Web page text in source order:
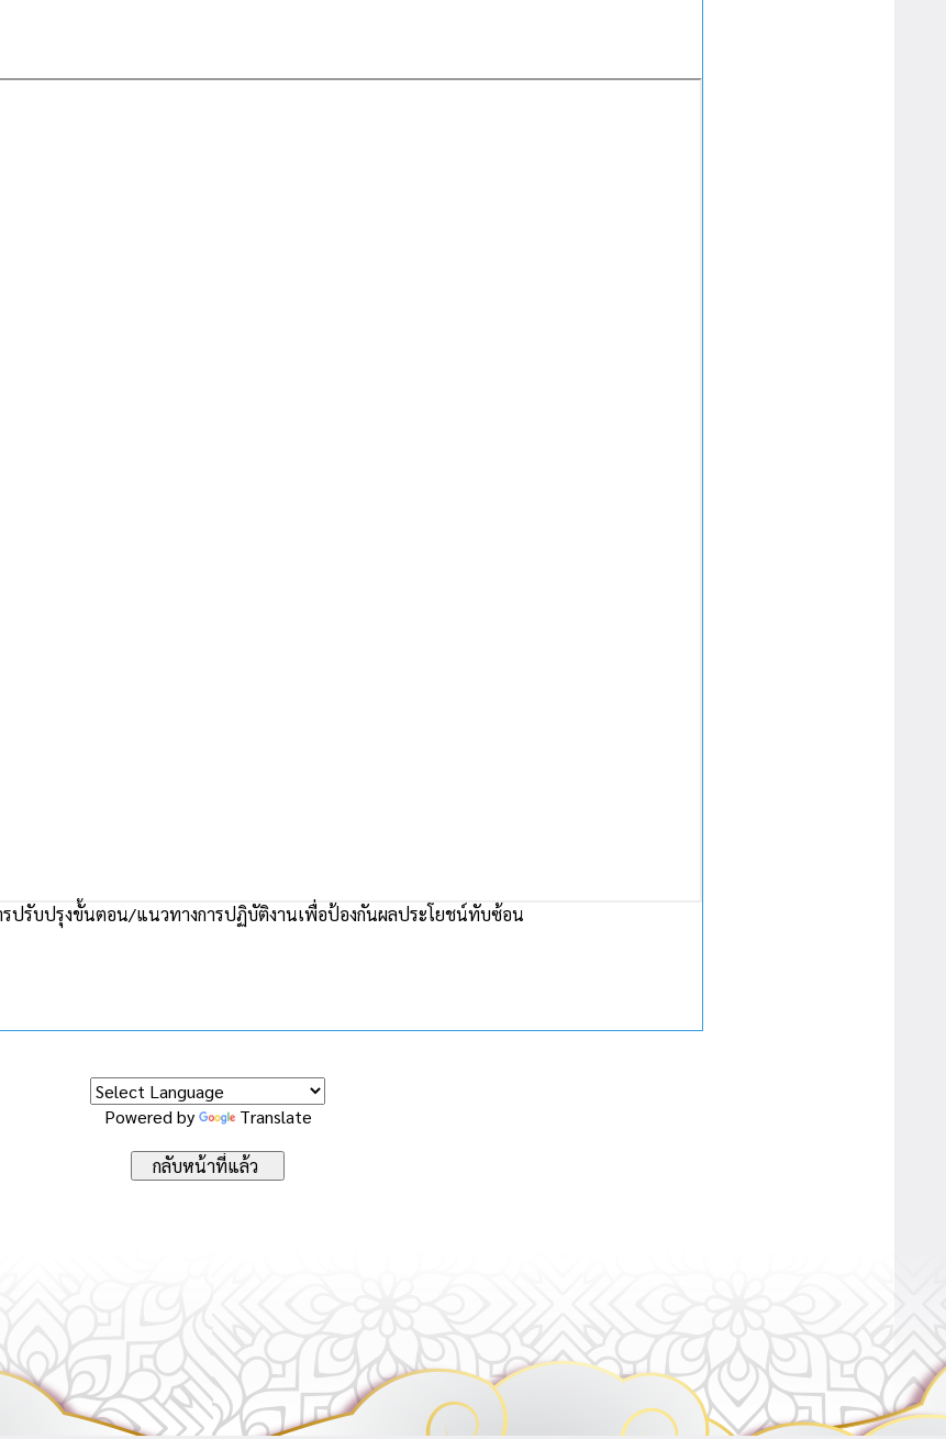
รปรับปรุงขั้นตอน/แนวทางการปฏิบัติงานเพื่อป้องกันผลประโยชน์ทับซ้อน
Powered by Translate